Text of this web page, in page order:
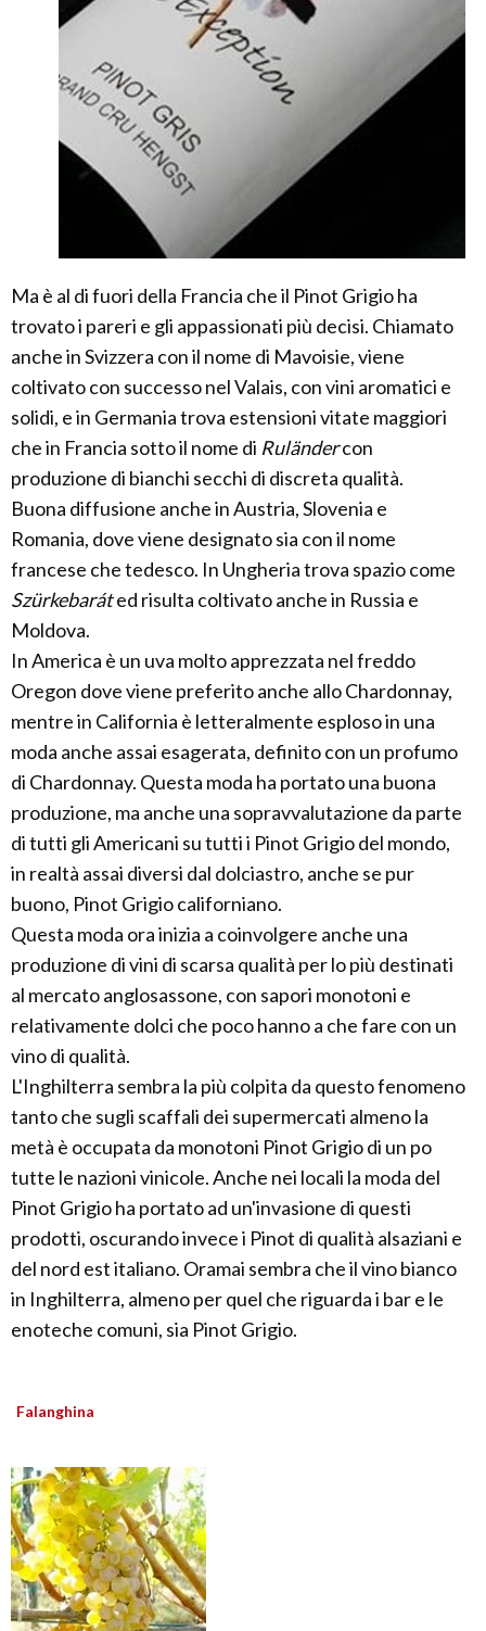
Ma è al di fuori della Francia che il Pinot Grigio ha
trovato i pareri e gli appassionati più decisi. Chiamato
anche in Svizzera con il nome di Mavoisie, viene
coltivato con successo nel Valais, con vini aromatici e
solidi, e in Germania trova estensioni vitate maggiori
che in Francia sotto il nome di Ruländercon
produzione di bianchi secchi di discreta qualità.
Buona diffusione anche in Austria, Slovenia e
Romania, dove viene designato sia con il nome
francese che tedesco. In Ungheria trova spazio come
Szürkebaráted risulta coltivato anche in Russia e
Moldova.
In America è un uva molto apprezzata nel freddo
Oregon dove viene preferito anche allo Chardonnay,
mentre in California è letteralmente esploso in una
moda anche assai esagerata, definito con un profumo
di Chardonnay. Questa moda ha portato una buona
produzione, ma anche una sopravvalutazione da parte
di tutti gli Americani su tutti i Pinot Grigio del mondo,
in realtà assai diversi dal dolciastro, anche se pur
buono, Pinot Grigio californiano.
Questa moda ora inizia a coinvolgere anche una
produzione di vini di scarsa qualità per lo più destinati
al mercato anglosassone, con sapori monotoni e
relativamente dolci che poco hanno a che fare con un
vino di qualità.
L'Inghilterra sembra la più colpita da questo fenomeno
tanto che sugli scaffali dei supermercati almeno la
metà è occupata da monotoni Pinot Grigio di un po
tutte le nazioni vinicole. Anche nei locali la moda del
Pinot Grigio ha portato ad un'invasione di questi
prodotti, oscurando invece i Pinot di qualità alsaziani e
del nord est italiano. Oramai sembra che il vino bianco
in Inghilterra, almeno per quel che riguarda i bar e le
enoteche comuni, sia Pinot Grigio.
Falanghina